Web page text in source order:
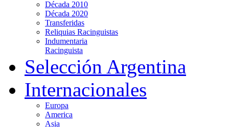
Década 2010
Década 2020
Transferidas
Reliquias Racinguistas
Indumentaria
Racinguista
Selección Argentina
Internacionales
Europa
America
Asia